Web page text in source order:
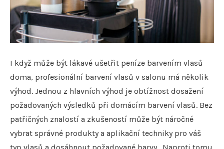
I když může být lákavé ušetřit peníze barvením vlasů
doma, profesionální barvení vlasů v salonu má několik
výhod. Jednou z hlavních výhod je obtížnost dosažení
požadovaných výsledků při domácím barvení vlasů. Bez
patřičných znalostí a zkušeností může být náročné
vybrat správné produkty a aplikační techniky pro váš